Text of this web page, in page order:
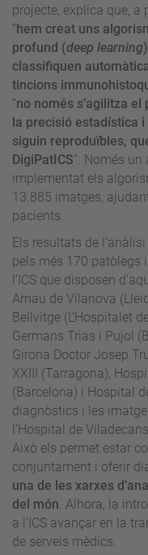
projecte, explica que,
“hem creat uns
profund (deep learning
classifiquen
tincions
“no només s’agilitza
la precisió estadística
siguin reproduïbles,
DigiPatICS”. Només un
implementat els
13.885 imatges,
pacients.
Els resultats de
pels més 170 patòlegs
l’ICS que disposen
Arnau de Vilanova
Bellvitge (L’Hospitalet
Germans Trias i Pujol
Girona Doctor Josep
XXIII (Tarragona),
(Barcelona) i Hospital
diagnòstics i les
l’Hospital de
Això els permet estar
conjuntament i oferir
una de les xarxes
del món. Alhora, la
a l’ICS avançar en la
de serveis mèdics.